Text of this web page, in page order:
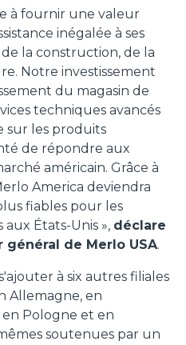
à fournir une valeur
inégalée à ses
la construction, de la
Notre investissement
du magasin de
techniques avancés
sur les produits
de répondre aux
américain. Grâce à
America deviendra
fiables pour les
États-Unis », déclare
général de Merlo USA.
à six autres filiales
Allemagne, en
Pologne et en
soutenues par un